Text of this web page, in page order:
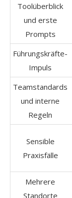
Toolüberblick
und erste
Prompts
Führungskräfte-
Impuls
Teamstandards
und interne
Regeln
Sensible
Praxisfälle
Mehrere
Standorte